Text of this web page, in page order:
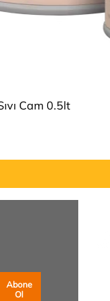
Cam 0.5lt
Abone
Ol